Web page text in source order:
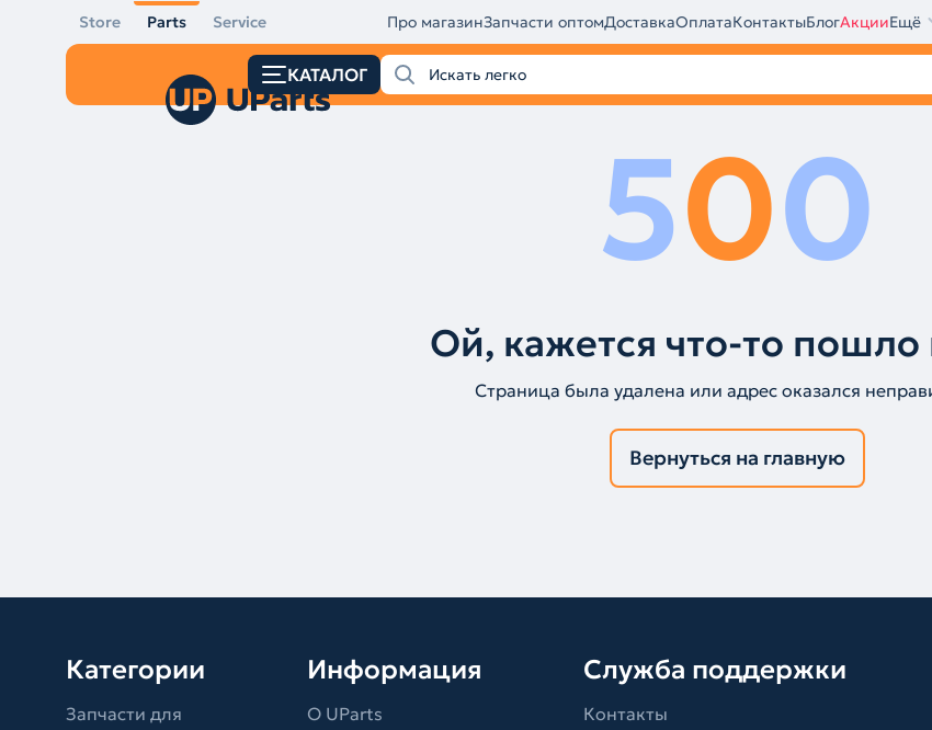
Store Parts Service Про магазинЗапчасти оптомДоставкаОплатаКонтактыБлогАкцииЕщё
КАТАЛОГ
500
Ой, кажется что-то пошло
Страница была удалена или адрес оказался
Вернуться на главную
Категории
Запчасти для
Информация
О UParts
Служба поддержки
Контакты